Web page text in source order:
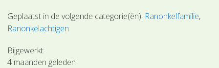
Geplaatst in de volgende categorie(ën): Ranonkelfamilie
Ranonkelachtigen
Bijgewerkt:
4 maanden geleden